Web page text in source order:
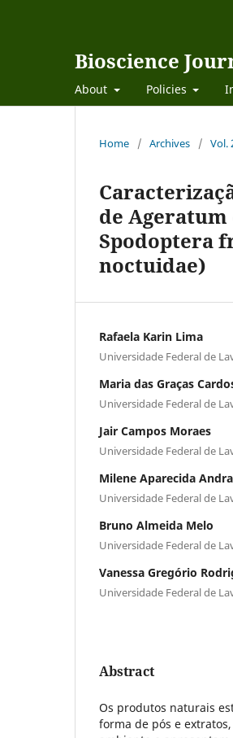
Bioscience
About Policies
Home / Archives / Vol.
de
Spodoptera
noctuidae)
Rafaela Karin Lima
Universidade Federal de
Maria das Graças
Universidade Federal de
Jair Campos Moraes
Universidade Federal de
Milene Aparecida
Universidade Federal de
Bruno Almeida Melo
Universidade Federal de
Vanessa Gregório
Universidade Federal de
Abstract
Os produtos naturais
forma de pós e